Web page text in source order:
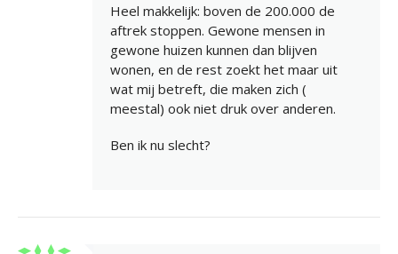
Heel makkelijk: boven de 200.000 de
aftrek stoppen. Gewone mensen in
gewone huizen kunnen dan blijven
wonen, en de rest zoekt het maar uit
wat mij betreft, die maken zich (
meestal) ook niet druk over anderen.
Ben ik nu slecht?